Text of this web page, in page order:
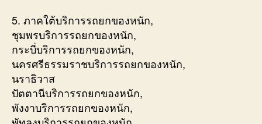
5. ภาคใต้บริการรถยกของหนัก,
ชุมพรบริการรถยกของหนัก,
กระบี่บริการรถยกของหนัก,
นครศรีธรรมราชบริการรถยกของหนัก,
นราธิวาส
ปัตตานีบริการรถยกของหนัก,
พังงาบริการรถยกของหนัก,